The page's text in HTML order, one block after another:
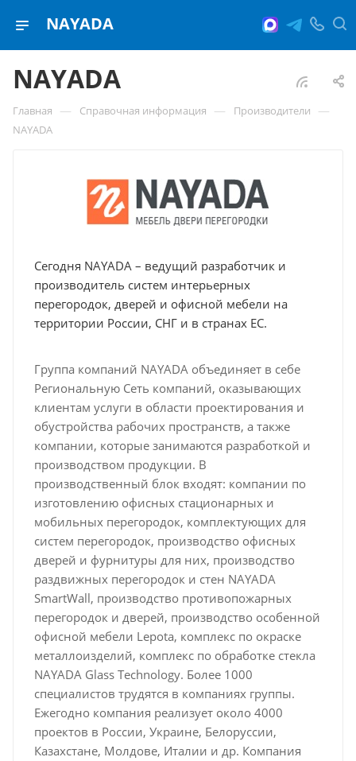
NAYADA
NAYADA
Главная — Справочная информация — Производители —
NAYADA
Сегодня NAYADA – ведущий разработчик и
производитель систем интерьерных
перегородок, дверей и офисной мебели на
территории России, СНГ и в странах ЕС.
Группа компаний NAYADA объединяет в себе
Региональную Сеть компаний, оказывающих
клиентам услуги в области проектирования и
обустройства рабочих пространств, а также
компании, которые занимаются разработкой и
производством продукции. В
производственный блок входят: компании по
изготовлению офисных стационарных и
мобильных перегородок, комплектующих для
систем перегородок, производство офисных
дверей и фурнитуры для них, производство
раздвижных перегородок и стен NAYADA
SmartWall, производство противопожарных
перегородок и дверей, производство особенной
офисной мебели Lepota, комплекс по окраске
металлоизделий, комплекс по обработке стекла
NAYADA Glass Technology. Более 1000
специалистов трудятся в компаниях группы.
Ежегодно компания реализует около 4000
проектов в России, Украине, Белоруссии,
Казахстане, Молдове, Италии и др. Компания